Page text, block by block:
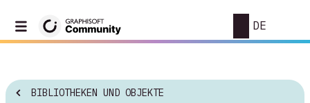
DE
BIBLIOTHEKEN UND OBJEKTE